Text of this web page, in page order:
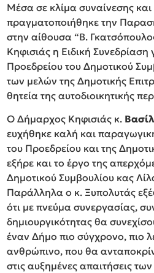
Μέσα σε κλίμα συναίνεσης
πραγματοποιήθηκε την
στην αίθουσα “Β.
Κηφισιάς η Ειδική Συνεδρίαση
Προεδρείου του Δημοτικού
των μελών της Δημοτικής
θητεία της αυτοδιοικητικής
Ο Δήμαρχος Κηφισιάς κ.
ευχήθηκε καλή και
του Προεδρείου και της
εξήρε και το έργο της
Δημοτικού Συμβουλίου κας
Παράλληλα ο κ. Ξυπολυτάς
ότι με πνεύμα συνεργασίας,
δημιουργικότητας θα
έναν Δήμο πιο σύγχρονο, πιο
ανθρώπινο, που θα
στις αυξημένες απαιτήσεις